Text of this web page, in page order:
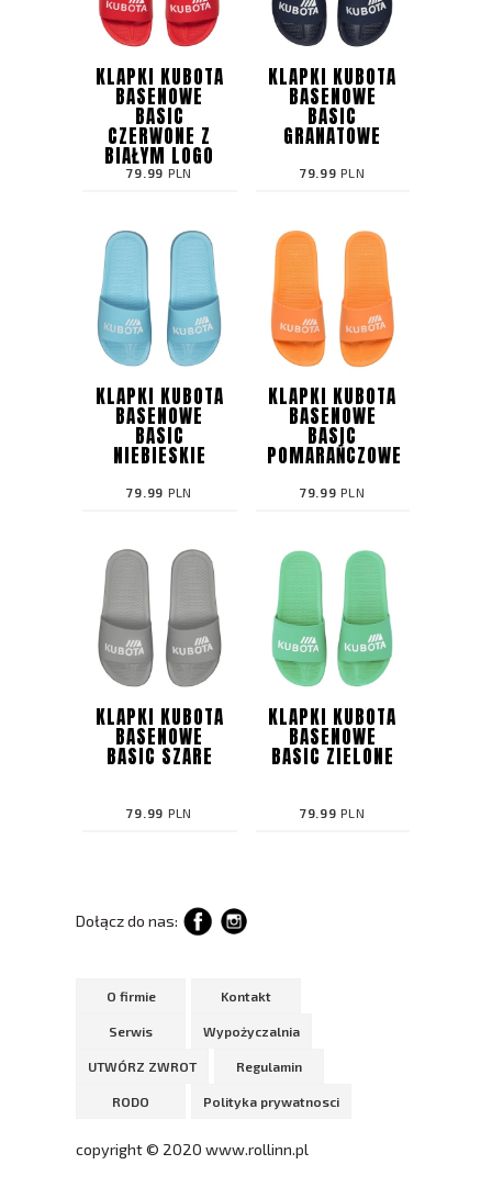
KLAPKI KUBOTA
BASENOWE
BASIC
CZERWONE Z
BIAŁYM LOGO
79.99 PLN
KLAPKI KUBOTA
BASENOWE
BASIC
GRANATOWE
79.99 PLN
KLAPKI KUBOTA
BASENOWE
BASIC
NIEBIESKIE
79.99 PLN
KLAPKI KUBOTA
BASENOWE
BASIC
POMARAŃCZOWE
79.99 PLN
KLAPKI KUBOTA
BASENOWE
BASIC SZARE
79.99 PLN
KLAPKI KUBOTA
BASENOWE
BASIC ZIELONE
79.99 PLN
Dołącz do nas:
O firmie Kontakt
Serwis Wypożyczalnia
UTWÓRZ ZWROT Regulamin
RODO Polityka prywatnosci
copyright © 2020 www.rollinn.pl